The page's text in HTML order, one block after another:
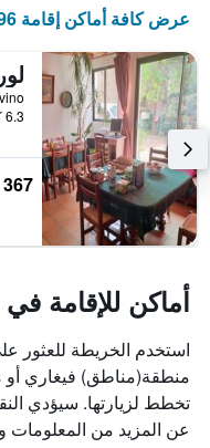
الذي
أيام
الأسبوع.
يتضمن
المخطط
التالي
1
محور
Y
الذي
سعر
غرفة
عرض كافة أماكن إقامة 196
6.3 كيلومتر عن وسط المدينة
367 ﷼
أماكن للإقامة
استخدم الخريطة للعثور
منطقة(مناطق) فيغاري أو
تخطط لزيارتها. سيؤدي
عن المزيد من المعلومات